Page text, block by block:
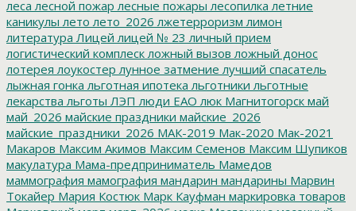
леса лесной пожар лесные пожары лесопилка летние
каникулы лето лето_2026 лжетерроризм лимон
литература Лицей лицей № 23 личный прием
логистический комплеск ложный вызов ложный донос
лотерея лоукостер лунное затмение лучший спасатель
лыжная гонка льготная ипотека льготники льготные
лекарства льготы ЛЭП люди ЕАО люк Магнитогорск май
май_2026 майские праздники майские_2026
майские_праздники_2026 МАК-2019 Мак-2020 Мак-2021
Макаров Максим Акимов Максим Семенов Максим Шупиков
макулатура Мама-предприниматель Мамедов
маммография мамография мандарин мандарины Марвин
Токайер Мария Костюк Марк Кауфман маркировка товаров